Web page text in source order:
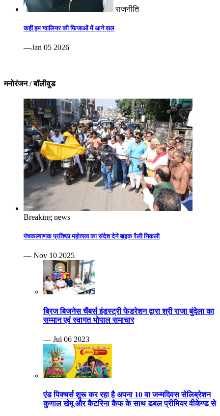
राजनीति
कहीं हम ग्वालियर की फिजाओं में आने वाल
—Jan 05 2026
मनोरंजन / बॉलीवुड
Breaking news
पंचकल्याणक प्रतिष्ठा महोत्सव का संदेश देने बाइक रैली निकली
— Nov 10 2025
ब्रिज बिजनेस चैंबर्स इंडस्ट्री फेडरेशन द्वारा श्री राजा बुंदेला का
सम्मान एवं स्वागत भोपाल समाचार
— Jul 06 2023
एंड पिक्चर्स शुरू कर रहा है अपना 10 वा जन्मदिवस सेलिब्रेशन
कुणाल खेमू और कैटरिना कैफ के साथ डबल प्रीमियर वीकेण्ड से